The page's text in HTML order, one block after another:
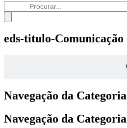
eds-titulo-
Navegação da
Navegação da